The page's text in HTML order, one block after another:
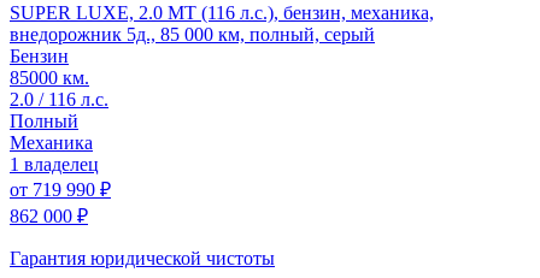
SUPER LUXE, 2.0 MT (116 л.с.), бензин, механика,
внедорожник 5д., 85 000 км, полный, серый
Бензин
85000 км.
2.0 / 116 л.с.
Полный
Механика
1 владелец
от 719 990 ₽
862 000 ₽
Гарантия юридической чистоты